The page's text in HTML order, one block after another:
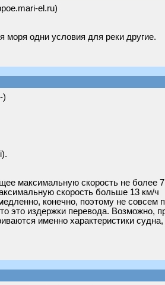
el.ru)
моря одни условия для реки другие.
)
максимальную скорость не более
скорость больше 13 км/ч
конечно, поэтому не совсем
это издержки перевода. Возможно,
именно характеристики